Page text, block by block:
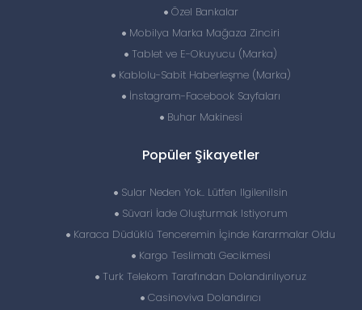
Özel Bankalar
Mobilya Marka Mağaza Zinciri
Tablet ve E-Okuyucu (Marka)
Kablolu-Sabit Haberleşme (Marka)
İnstagram-Facebook Sayfaları
Buhar Makinesi
Popüler Şikayetler
Sular Neden Yok.. Lütfen Ilgilenilsin
Süvari İade Oluşturmak Istiyorum
Karaca Düdüklü Tenceremin İçinde Kararmalar Oldu
Kargo Teslimatı Gecikmesi
Turk Telekom Tarafından Dolandırılıyoruz
Casinoviva Dolandırıcı